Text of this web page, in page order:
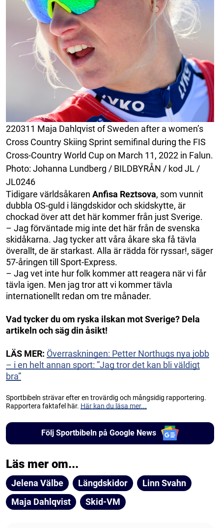
220311 Maja Dahlqvist of Sweden after a women’s
Cross Country Skiing Sprint semifinal during the FIS
Cross-Country World Cup on March 11, 2022 in Falun.
Photo: Johanna Lundberg / BILDBYRÅN / kod JL /
JL0246
Tidigare världsåkaren Anfisa Reztsova, som vunnit
dubbla OS-guld i längdskidor och skidskytte, är
chockad över att det här kommer från just Sverige.
– Jag förväntade mig inte det här från de svenska
skidåkarna. Jag tycker att våra åkare ska få tävla
överallt, de är starkast. Alla är rädda för ryssar!, säger
57-åringen till Sport-Express.
– Jag vet inte hur folk kommer att reagera när vi får
tävla igen. Men jag tror att vi kommer tävla
internationellt redan om tre månader.
Vad tycker du om ryska ilskan mot Sverige? Dela
artikeln och säg din åsikt!
LÄS MER: Överraskningen: Petter Northugs nya jobb
– i en helt annan sport: ”Jag tror det kan bli väldigt
bra”
Sportbibeln strävar efter en trovärdig och mångsidig rapportering.
Rapportera faktafel här. Här kan du läsa mer...
Följ Sportbibeln på Google News
Läs mer om...
Jelena Välbe Längdskidor
Linn Svahn
Maja Dahlqvist
Skid-VM